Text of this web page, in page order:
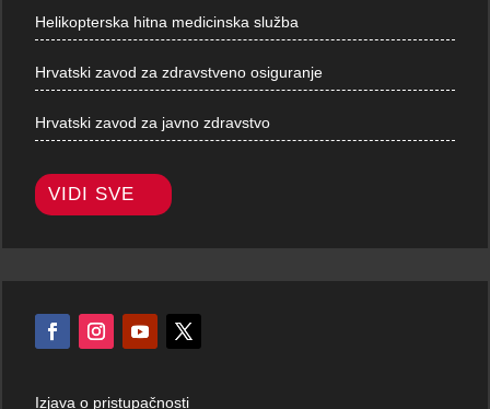
Helikopterska hitna medicinska služba
Hrvatski zavod za zdravstveno osiguranje
Hrvatski zavod za javno zdravstvo
VIDI SVE
Izjava o pristupačnosti